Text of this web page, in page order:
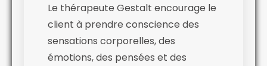
Le thérapeute Gestalt encourage le
client à prendre conscience des
sensations corporelles, des
émotions, des pensées et des